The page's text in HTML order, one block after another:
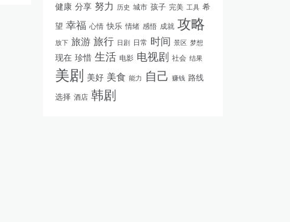
健康 分享 努力 历史 城市 孩子 完美 工具 希
望 幸福 心情 快乐 情绪 感悟 成就 攻略
放下 旅游 旅行 日剧 日常 时间 景区 梦想
现在 珍惜 生活 电影 电视剧 社会 结果
美剧 美好 美食 能力 自己 赚钱 路线
选择 酒店 韩剧